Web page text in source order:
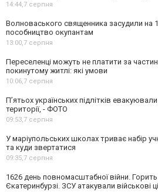
14:44,7 серпня
Волноваського священника засудили на
пособництво окупантам
13:00,7 серпня
Переселенці можуть не платити за
покинутому житлі: які умови
10:06,7 серпня
П’ятьох українських підлітків
території, - ФОТО
09:53,7 серпня
У маріупольських школах триває набір
та куди звертатися
09:35,7 серпня
1626 день повномасштабної війни.
Єкатеринбурзі. ЗСУ атакували військові